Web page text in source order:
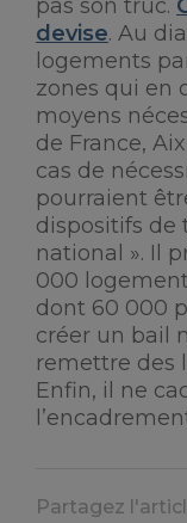
pas son truc.
devise. Au
logements
zones qui en
moyens
de France,
cas de
pourraient
dispositifs de
national ». Il
000
dont 60 000
créer un bail
remettre des
Enfin, il ne
Partagez